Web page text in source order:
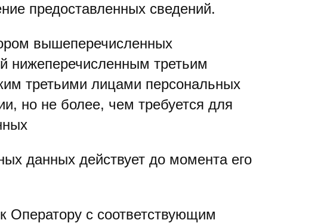
предоставленных сведений.
вышеперечисленных
нижеперечисленным третьим
третьими лицами персональных
но не более, чем требуется для
данных действует до момента его
Оператору с соответствующим